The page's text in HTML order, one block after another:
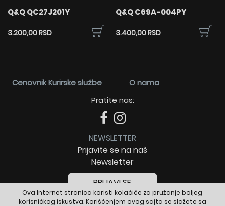
Ova Internet stranica koristi kolačiće za pružanje boljeg
korisničkog iskustva. Korišćenjem ovog sajta se slažete sa
Q&Q QC27J201Y
3.200,00 RSD
Q&Q C69A-004PY
3.400,00 RSD
Cenovnik Kurirske službe
O nama
Pratite nas:
NEWSLETTER
Prijavite se na naš
Newsletter
PRIJAVI SE